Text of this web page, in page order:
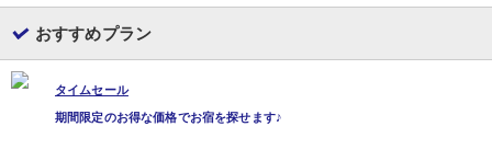
おすすめプラン
タイムセール
期間限定のお得な価格でお宿を探せます♪